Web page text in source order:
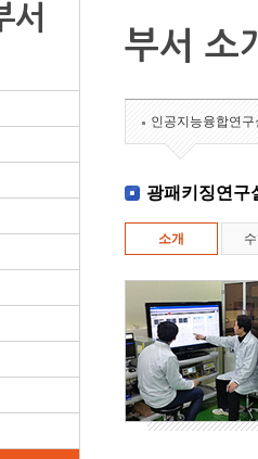
서
부서 소
인공지능융합연구
광패키징연구
소개